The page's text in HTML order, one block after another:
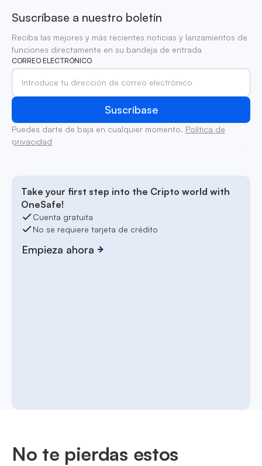
Suscríbase a nuestro boletín
Reciba las mejores y más recientes noticias y lanzamientos de
funciones directamente en su bandeja de entrada
CORREO ELECTRÓNICO
Puedes darte de baja en cualquier momento. Política de
privacidad
Take your first step into the Cripto world with
OneSafe!
Cuenta gratuita
No se requiere tarjeta de crédito
Empieza ahora
No te pierdas estos